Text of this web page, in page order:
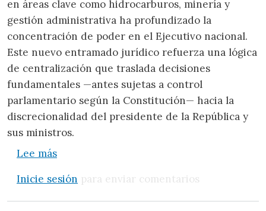
en áreas clave como hidrocarburos, minería y
gestión administrativa ha profundizado la
concentración de poder en el Ejecutivo nacional.
Este nuevo entramado jurídico refuerza una lógica
de centralización que traslada decisiones
fundamentales —antes sujetas a control
parlamentario según la Constitución— hacia la
discrecionalidad del presidente de la República y
sus ministros.
Lee mássobre Nuevas potestades extraordinarias
Inicie sesión para enviar comentarios